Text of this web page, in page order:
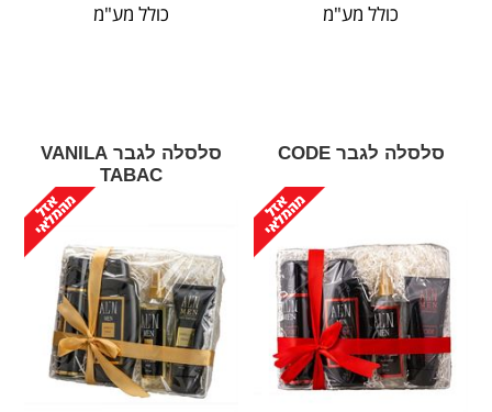
כולל מע"מ
כולל מע"מ
סלסלה לגבר CODE
סלסלה לגבר VANILA
TABAC